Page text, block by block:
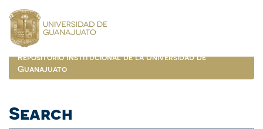
navigation
Repositorio Institucional de la Universidad de
Guanajuato
Search